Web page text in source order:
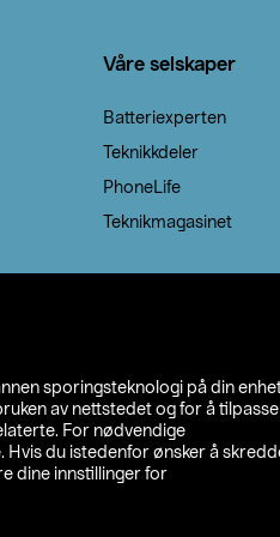
sporingsteknologi på din
av nettstedet og for å
For nødvendige
Hvis du istedenfor ønsker å
dine innstillinger for
Våre selskaper
Batteriexperten
Teknikkdeler
PhoneLife
Teknikmagasinet